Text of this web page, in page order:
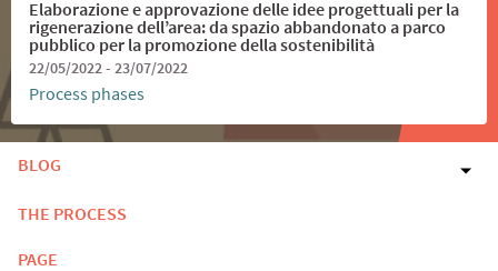
Elaborazione e approvazione delle idee progettuali per la
rigenerazione dell’area: da spazio abbandonato a parco
pubblico per la promozione della sostenibilità
22/05/2022 - 23/07/2022
Process phases
BLOG
THE PROCESS
PAGE